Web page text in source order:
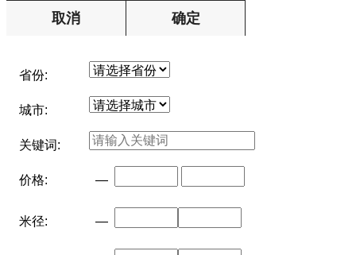
取消 确定
省份:
城市:
关键词:
价格: —
米径: —